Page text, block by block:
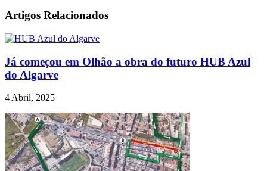
Artigos Relacionados
Já começou em Olhão a obra do futuro HUB Azul
do Algarve
4 Abril, 2025